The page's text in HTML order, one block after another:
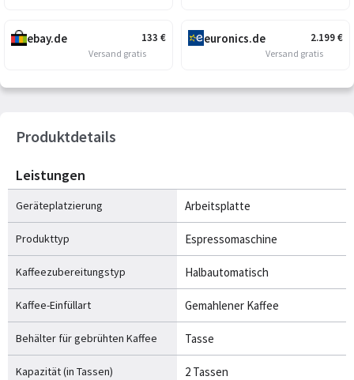
133 €
ebay.de
Versand gratis
2.199€
euronics.de
Versand gratis
Produktdetails
Leistungen
Geräteplatzierung Arbeitsplatte
Produkttyp Espressomaschine
Kaffeezubereitungstyp Halbautomatisch
Kaffee-Einfüllart Gemahlener Kaffee
Behälter für gebrühten Kaffee Tasse
Kapazität (in Tassen) 2 Tassen